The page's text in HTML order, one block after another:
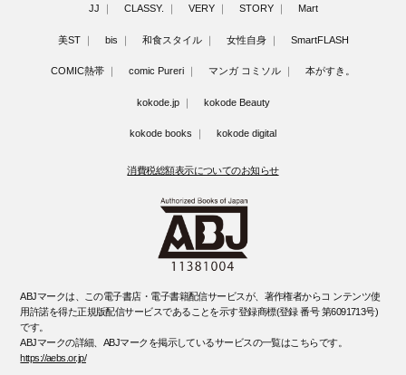
JJ CLASSY. VERY STORY Mart
美ST bis 和食スタイル 女性自身 SmartFLASH
COMIC熱帯 comic Pureri マンガ コミソル 本がすき。
kokode.jp kokode Beauty
kokode books kokode digital
消費税総額表示についてのお知らせ
ABJマークは、この電子書店・電子書籍配信サービスが、著作権者からコ ンテンツ使
用許諾を得た正規版配信サービスであることを示す登録商標(登録 番号 第6091713号)
です。
ABJマークの詳細、ABJマークを掲示しているサービスの一覧はこちらです。
https://aebs.or.jp/